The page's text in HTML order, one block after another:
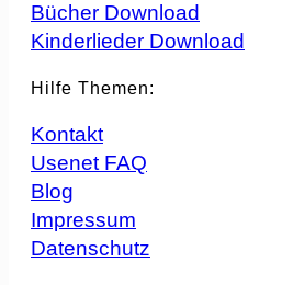
Bücher Download
Kinderlieder Download
Hilfe Themen:
Kontakt
Usenet FAQ
Blog
Impressum
Datenschutz